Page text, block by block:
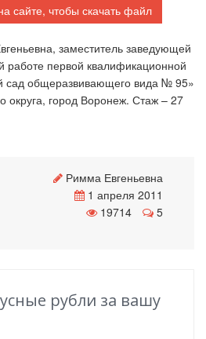
сайте, чтобы скачать файл
заместитель заведующей
работе первой квалификационной
сад общеразвивающего вида № 95»
округа, город Воронеж. Стаж – 27
Римма Евгеньевна
1 апреля 2011
19714
5
рубли за вашу